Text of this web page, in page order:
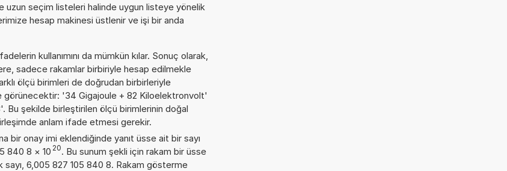
uzun seçim listeleri halinde uygun listeye yönelik
hesap makinesi üstlenir ve işi bir anda
kullanımını da mümkün kılar. Sonuç olarak,
sadece rakamlar birbiriyle hesap edilmekle
ölçü birimleri de doğrudan birbirleriyle
görünecektir: '34 Gigajoule + 82 Kiloelektronvolt'
şekilde birleştirilen ölçü birimlerinin doğal
anlam ifade etmesi gerekir.
bir onay imi eklendiğinde yanıt üsse ait bir sayı
840 8 × 10 20. Bu sunum şekli için rakam bir üsse
6,005 827 105 840 8. Rakam gösterme